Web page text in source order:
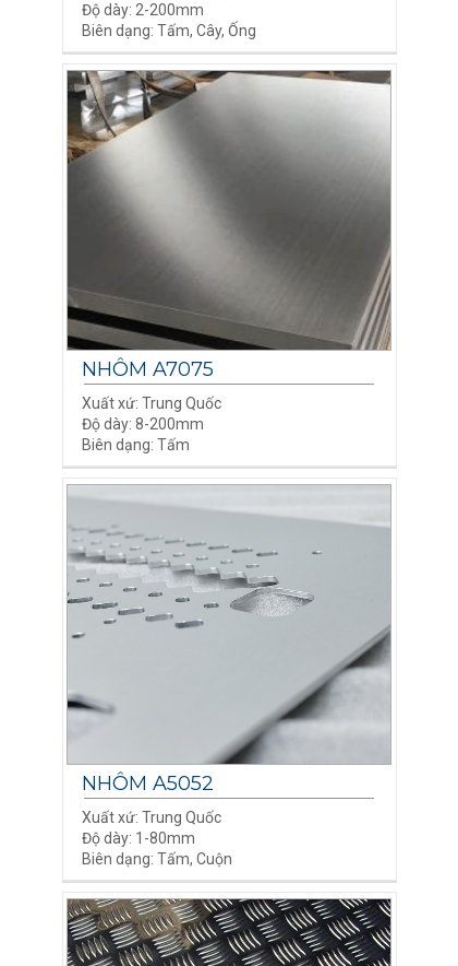
NHÔM A5052
Xuất xứ: Trung Quốc
Độ dày: 1-80mm
Biên dạng: Tấm, Cuộn
Độ dày: 2-200mm
Biên dạng: Tấm, Cây, Ống
NHÔM A7075
Xuất xứ: Trung Quốc
Độ dày: 8-200mm
Biên dạng: Tấm